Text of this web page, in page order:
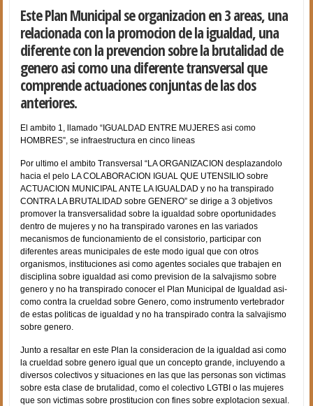
Este Plan Municipal se organizacion en 3 areas, una
relacionada con la promocion de la igualdad, una
diferente con la prevencion sobre la brutalidad de
genero asi­ como una diferente transversal que
comprende actuaciones conjuntas de las dos
anteriores.
El ambito 1, llamado “IGUALDAD ENTRE MUJERES asi­ como
HOMBRES”, se infraestructura en cinco lineas
Por ultimo el ambito Transversal “LA ORGANIZACION desplazandolo
hacia el pelo LA COLABORACION IGUAL QUE UTENSILIO sobre
ACTUACION MUNICIPAL ANTE LA IGUALDAD y no ha transpirado
CONTRA LA BRUTALIDAD sobre GENERO” se dirige a 3 objetivos
promover la transversalidad sobre la igualdad sobre oportunidades
dentro de mujeres y no ha transpirado varones en las variados
mecanismos de funcionamiento de el consistorio, participar con
diferentes areas municipales de este modo igual que con otros
organismos, instituciones asi­ como agentes sociales que trabajen en
disciplina sobre igualdad asi­ como prevision de la salvajismo sobre
genero y no ha transpirado conocer el Plan Municipal de Igualdad asi­
como contra la crueldad sobre Genero, como instrumento vertebrador
de estas politicas de igualdad y no ha transpirado contra la salvajismo
sobre genero.
Junto a resaltar en este Plan la consideracion de la igualdad asi­ como
la crueldad sobre genero igual que un concepto grande, incluyendo a
diversos colectivos y situaciones en las que las personas son victimas
sobre esta clase de brutalidad, como el colectivo LGTBI o las mujeres
que son victimas sobre prostitucion con fines sobre explotacion sexual.